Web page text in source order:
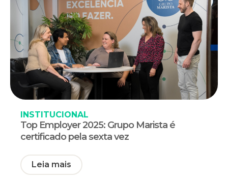
INSTITUCIONAL
Top Employer 2025: Grupo Marista é
certificado pela sexta vez
Leia mais